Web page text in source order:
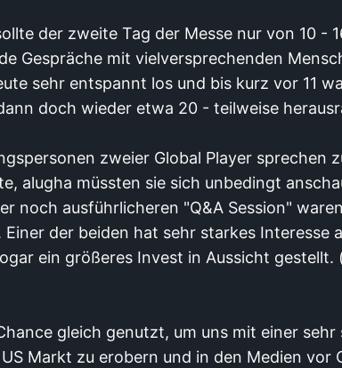
der zweite Tag der Messe nur von 10 -
Gespräche mit vielversprechenden
sehr entspannt los und bis kurz vor 11
doch wieder etwa 20 - teilweise
zweier Global Player sprechen
alugha müssten sie sich unbedingt
noch ausführlicheren "Q&A Session"
der beiden hat sehr starkes Interesse
ein größeres Invest in Aussicht gestellt.
gleich genutzt, um uns mit einer sehr
Markt zu erobern und in den Medien vor